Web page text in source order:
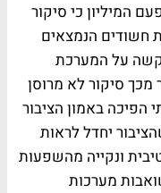
המיליון כי סיקור
חשודים הנמצאים
על המערכת
סיקור לא מרוסן
הפיכה באמון הציבור
יחדל לראות
ונקייה מהשפעות
מערכות